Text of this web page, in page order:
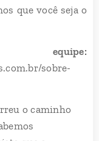
que você seja o
equipe:
sobre-
o caminho